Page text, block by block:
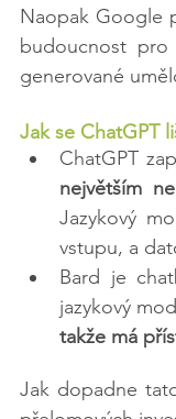
Naopak Google
budoucnost
generované
Jak se ChatGPT
ChatGPT
největším
Jazykový
vstupu, a
Bard je
jazykový
takže má
Jak dopadne